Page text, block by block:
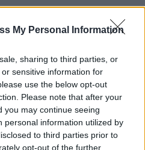
My Personal Information
sharing to third parties, or
sensitive information for
use the below opt-out
Please note that after your
you may continue seeing
personal information utilized by
to third parties prior to
opt-out of the further
apie 15 val. 45 min.
vyras (gim. 1973 m.)
val. 10 min. Vilniuje,
vyras (gim. 1988